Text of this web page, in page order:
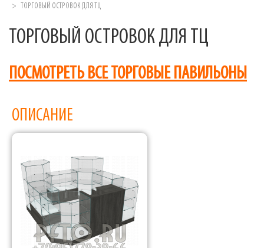
ТОРГОВЫЙ ОСТРОВОК ДЛЯ ТЦ
ТОРГОВЫЙ ОСТРОВОК ДЛЯ ТЦ
ПОСМОТРЕТЬ ВСЕ ТОРГОВЫЕ ПАВИЛЬОНЫ
ОПИСАНИЕ